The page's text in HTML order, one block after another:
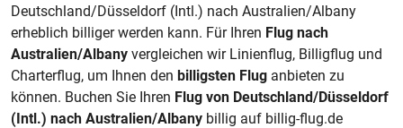
Deutschland/Düsseldorf (Intl.) nach Australien/Albany
erheblich billiger werden kann. Für Ihren Flug nach
Australien/Albany vergleichen wir Linienflug, Billigflug und
Charterflug, um Ihnen den billigsten Flug anbieten zu
können. Buchen Sie Ihren Flug von Deutschland/Düsseldorf
(Intl.) nach Australien/Albany billig auf billig-flug.de